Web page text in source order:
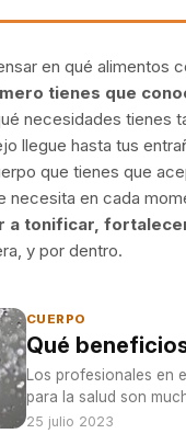
en qué alimentos
tienes que
necesidades tienes
llegue hasta tus
que tienes que
necesita en cada
a tonificar,
y por dentro.
CUERPO
Qué
Los profesionales en
para la salud son
25 julio 2023